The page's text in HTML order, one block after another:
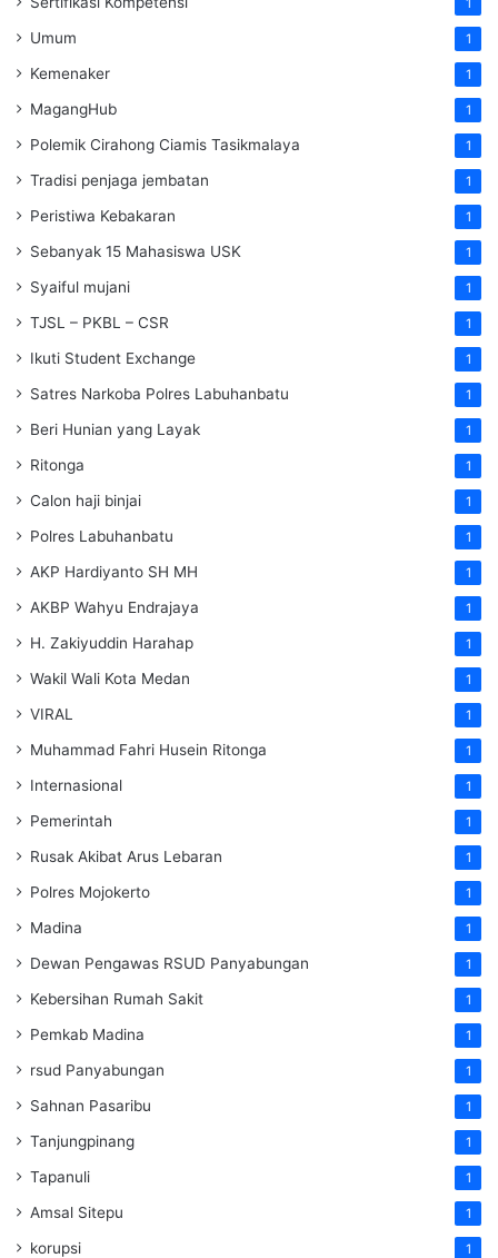
1
Umum 1
Kemenaker 1
MagangHub 1
Polemik Cirahong Ciamis Tasikmalaya 1
Tradisi penjaga jembatan 1
Peristiwa Kebakaran 1
Sebanyak 15 Mahasiswa USK 1
Syaiful mujani 1
TJSL – PKBL – CSR 1
Ikuti Student Exchange 1
Satres Narkoba Polres Labuhanbatu 1
Beri Hunian yang Layak 1
Ritonga 1
Calon haji binjai 1
Polres Labuhanbatu 1
AKP Hardiyanto SH MH 1
AKBP Wahyu Endrajaya 1
H. Zakiyuddin Harahap 1
Wakil Wali Kota Medan 1
VIRAL 1
Muhammad Fahri Husein Ritonga 1
Internasional 1
Pemerintah 1
Rusak Akibat Arus Lebaran 1
Polres Mojokerto 1
Madina 1
Dewan Pengawas RSUD Panyabungan 1
Kebersihan Rumah Sakit 1
Pemkab Madina 1
rsud Panyabungan 1
Sahnan Pasaribu 1
Tanjungpinang 1
Tapanuli 1
Amsal Sitepu 1
korupsi 1